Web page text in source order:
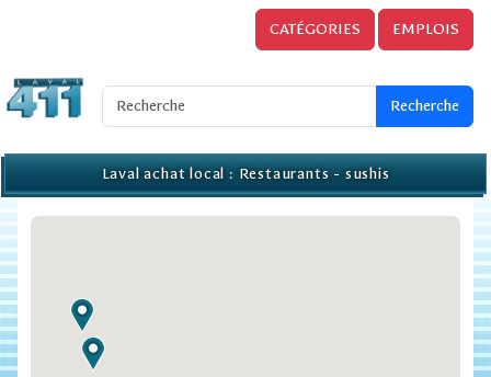
CATÉGORIES EMPLOIS
Laval achat local : Restaurants - sushis